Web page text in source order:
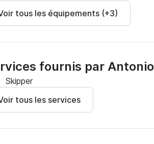
tous les équipements (+3)
fournis par Antonio
Skipper
tous les services